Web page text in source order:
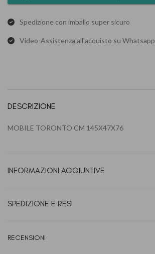
Spedizione con imballo super sicuro
Video-Assistenza all'acquisto su Whatsapp
DESCRIZIONE
MOBILE TORONTO CM 145X47X76
INFORMAZIONI AGGIUNTIVE
SPEDIZIONE E RESI
RECENSIONI